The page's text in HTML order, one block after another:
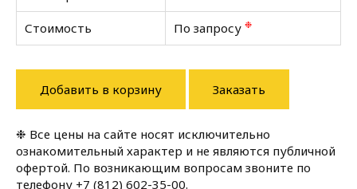
Стоимость По запросу ❉
Добавить в корзину Заказать
❉ Все цены на сайте носят исключительно
ознакомительный характер и не являются публичной
офертой. По возникающим вопросам звоните по
телефону +7 (812) 602-35-00.